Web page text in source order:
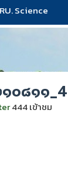
Science
๑๐๘๑๑_4
444 เข้าชม